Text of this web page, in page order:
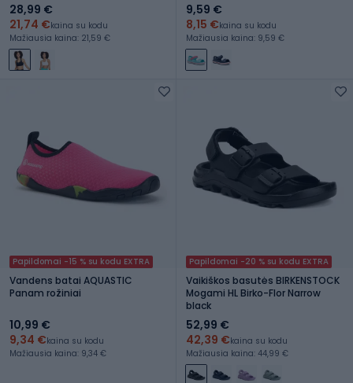
28,99 €
21,74 €kaina su kodu
Mažiausia kaina: 21,59 €
9,59 €
8,15 €kaina su kodu
Mažiausia kaina: 9,59 €
Papildomai -15 % su kodu EXTRA
Vandens batai AQUASTIC
Panam rožiniai
10,99 €
9,34 €kaina su kodu
Mažiausia kaina: 9,34 €
Papildomai -20 % su kodu EXTRA
Vaikiškos basutės BIRKENSTOCK
Mogami HL Birko-Flor Narrow
black
52,99 €
42,39 €kaina su kodu
Mažiausia kaina: 44,99 €